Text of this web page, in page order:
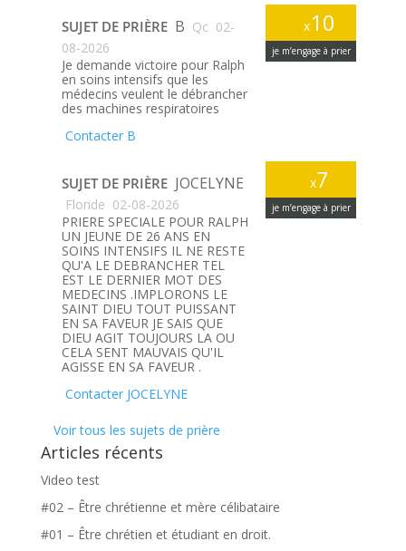
x10
je m’engage à prier
SUJET DE PRIÈRE B Qc 02-
08-2026
Je demande victoire pour Ralph
en soins intensifs que les
médecins veulent le débrancher
des machines respiratoires
Contacter B
x7
je m’engage à prier
SUJET DE PRIÈRE JOCELYNE
Floride 02-08-2026
PRIERE SPECIALE POUR RALPH
UN JEUNE DE 26 ANS EN
SOINS INTENSIFS IL NE RESTE
QU'A LE DEBRANCHER TEL
EST LE DERNIER MOT DES
MEDECINS .IMPLORONS LE
SAINT DIEU TOUT PUISSANT
EN SA FAVEUR JE SAIS QUE
DIEU AGIT TOUJOURS LA OU
CELA SENT MAUVAIS QU'IL
AGISSE EN SA FAVEUR .
Contacter JOCELYNE
Voir tous les sujets de prière
Articles récents
Video test
#02 – Être chrétienne et mère célibataire
#01 – Être chrétien et étudiant en droit.